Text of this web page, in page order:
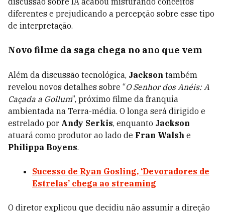
diferentes e prejudicando a percepção sobre esse tipo
de interpretação.
Novo filme da saga chega no ano que vem
Além da discussão tecnológica, Jackson também
revelou novos detalhes sobre “O Senhor dos Anéis: A
Caçada a Gollum”, próximo filme da franquia
ambientada na Terra-média. O longa será dirigido e
estrelado por Andy Serkis, enquanto Jackson
atuará como produtor ao lado de Fran Walsh e
Philippa Boyens.
Sucesso de Ryan Gosling, ‘Devoradores de
Estrelas’ chega ao streaming
O diretor explicou que decidiu não assumir a direção